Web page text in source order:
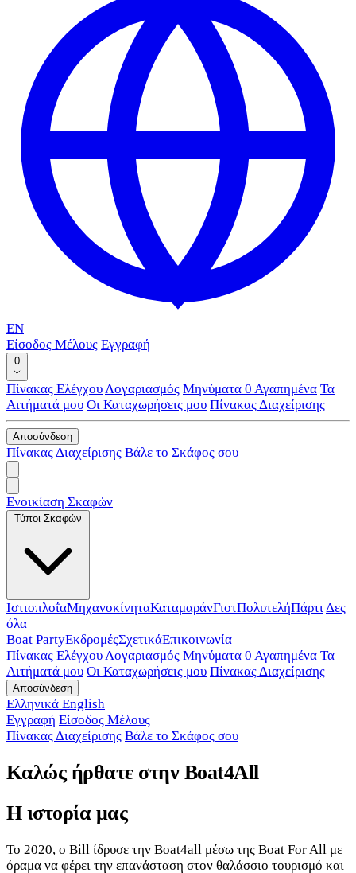
EN
Είσοδος Μέλους Εγγραφή
0
Πίνακας ΕλέγχουΛογαριασμός Μηνύματα 0 Αγαπημένα Τα
Αιτήματά μου Οι Καταχωρήσεις μου Πίνακας Διαχείρισης
Αποσύνδεση
Πίνακας Διαχείρισης Βάλε το Σκάφος σου
Ενοικίαση Σκαφών
Τύποι Σκαφών
ΙστιοπλοΐαΜηχανοκίνηταΚαταμαράνΓιοτΠολυτελήΠάρτιΔες
όλα
Boat PartyΕκδρομέςΣχετικάΕπικοινωνία
Πίνακας ΕλέγχουΛογαριασμός Μηνύματα 0 Αγαπημένα Τα
Αιτήματά μου Οι Καταχωρήσεις μου Πίνακας Διαχείρισης
Αποσύνδεση
Ελληνικά English
Εγγραφή Είσοδος Μέλους
Πίνακας Διαχείρισης Βάλε το Σκάφος σου
Καλώς ήρθατε στην Boat4All
Η ιστορία μας
Το 2020, ο Bill ίδρυσε την Boat4all μέσω της Boat For All με
όραμα να φέρει την επανάσταση στον θαλάσσιο τουρισμό και